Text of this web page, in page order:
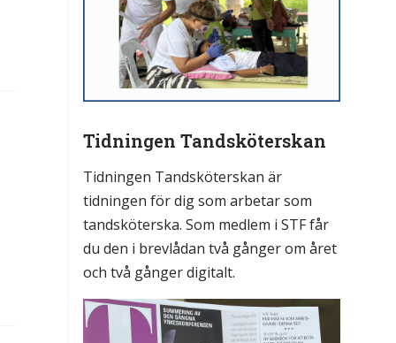
Tidningen Tandsköterskan
Tidningen Tandsköterskan är
tidningen för dig som arbetar som
tandsköterska. Som medlem i STF får
du den i brevlådan två gånger om året
och två gånger digitalt.